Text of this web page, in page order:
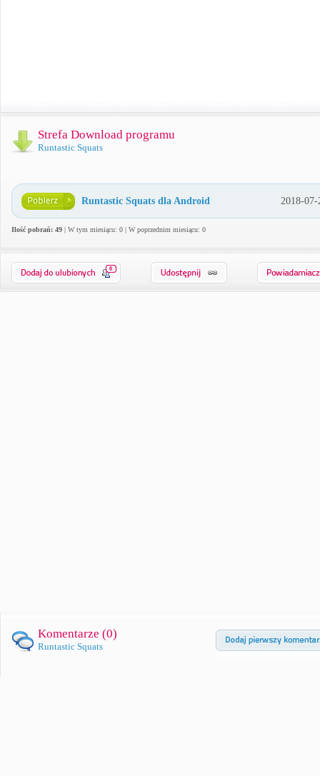
Strefa Download programu
Runtastic Squats
Runtastic Squats dla Android 2018-07-
Ilość pobrań: 49 | W tym miesiącu: 0 | W poprzednim miesiącu: 0
0
Komentarze (0)
Runtastic Squats